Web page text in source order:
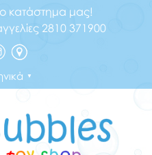
κατάστημα μας!
2810 371900
▼